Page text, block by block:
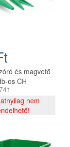
és magvető
os CH
nem